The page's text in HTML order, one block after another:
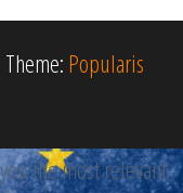
Theme: Popularis
the most relevant